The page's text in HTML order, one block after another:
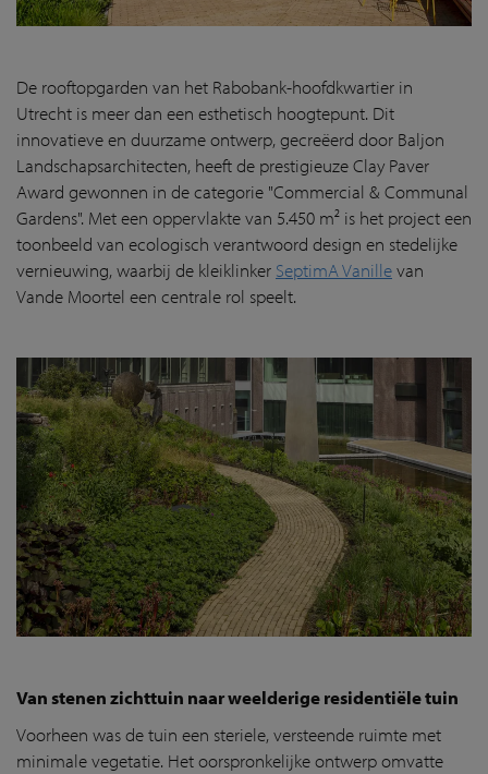
De rooftopgarden van het Rabobank-hoofdkwartier in
Utrecht is meer dan een esthetisch hoogtepunt. Dit
innovatieve en duurzame ontwerp, gecreëerd door Baljon
Landschapsarchitecten, heeft de prestigieuze Clay Paver
Award gewonnen in de categorie "Commercial & Communal
Gardens". Met een oppervlakte van 5.450 m² is het project een
toonbeeld van ecologisch verantwoord design en stedelijke
vernieuwing, waarbij de kleiklinker SeptimA Vanillevan
Vande Moortel een centrale rol speelt.
Van stenen zichttuin naar weelderige residentiële tuin
Voorheen was de tuin een steriele, versteende ruimte met
minimale vegetatie. Het oorspronkelijke ontwerp omvatte